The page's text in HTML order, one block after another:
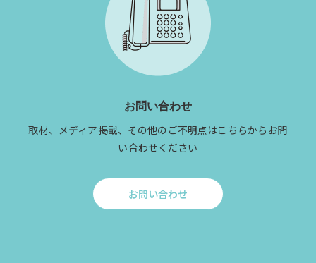
お問い合わせ
取材、メディア掲載、その他のご不明点はこちらからお問
い合わせください
お問い合わせ
Click